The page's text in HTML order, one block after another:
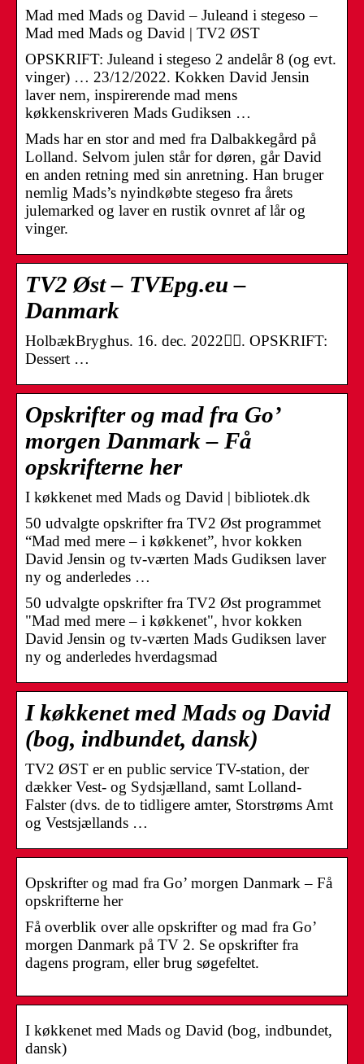
Mad med Mads og David – Juleand i stegeso –
Mad med Mads og David | TV2 ØST
OPSKRIFT: Juleand i stegeso 2 andelår 8 (og evt.
vinger) … 23/12/2022. Kokken David Jensin
laver nem, inspirerende mad mens
køkkenskriveren Mads Gudiksen …
Mads har en stor and med fra Dalbakkegård på
Lolland. Selvom julen står for døren, går David
en anden retning med sin anretning. Han bruger
nemlig Mads’s nyindkøbte stegeso fra årets
julemarked og laver en rustik ovnret af lår og
vinger.
TV2 Øst – TVEpg.eu –
Danmark
HolbækBryghus. 16. dec. 2022󰞋󰟠. OPSKRIFT:
Dessert …
Opskrifter og mad fra Go’
morgen Danmark – Få
opskrifterne her
I køkkenet med Mads og David | bibliotek.dk
50 udvalgte opskrifter fra TV2 Øst programmet
“Mad med mere – i køkkenet”, hvor kokken
David Jensin og tv-værten Mads Gudiksen laver
ny og anderledes …
50 udvalgte opskrifter fra TV2 Øst programmet
"Mad med mere – i køkkenet", hvor kokken
David Jensin og tv-værten Mads Gudiksen laver
ny og anderledes hverdagsmad
I køkkenet med Mads og David
(bog, indbundet, dansk)
TV2 ØST er en public service TV-station, der
dækker Vest- og Sydsjælland, samt Lolland-
Falster (dvs. de to tidligere amter, Storstrøms Amt
og Vestsjællands …
Opskrifter og mad fra Go’ morgen Danmark – Få
opskrifterne her
Få overblik over alle opskrifter og mad fra Go’
morgen Danmark på TV 2. Se opskrifter fra
dagens program, eller brug søgefeltet.
I køkkenet med Mads og David (bog, indbundet,
dansk)